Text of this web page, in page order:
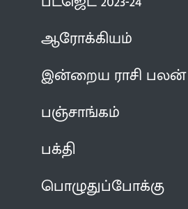
ஆரோக்கியம்
இன்றைய ராசி பலன்
பஞ்சாங்கம்
பக்தி
பொழுதுப்போக்கு